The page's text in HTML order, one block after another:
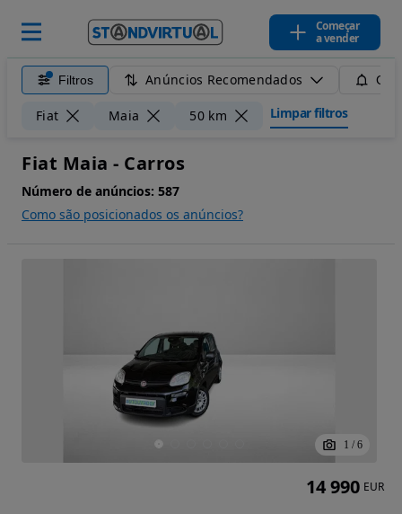
Começar
a vender
Filtros Anúncios Recomendados
Fiat Maia 50 km Limpar filtros
Fiat Maia - Carros
Número de anúncios: 587
Como são posicionados os anúncios?
1 / 6
14 990 EUR